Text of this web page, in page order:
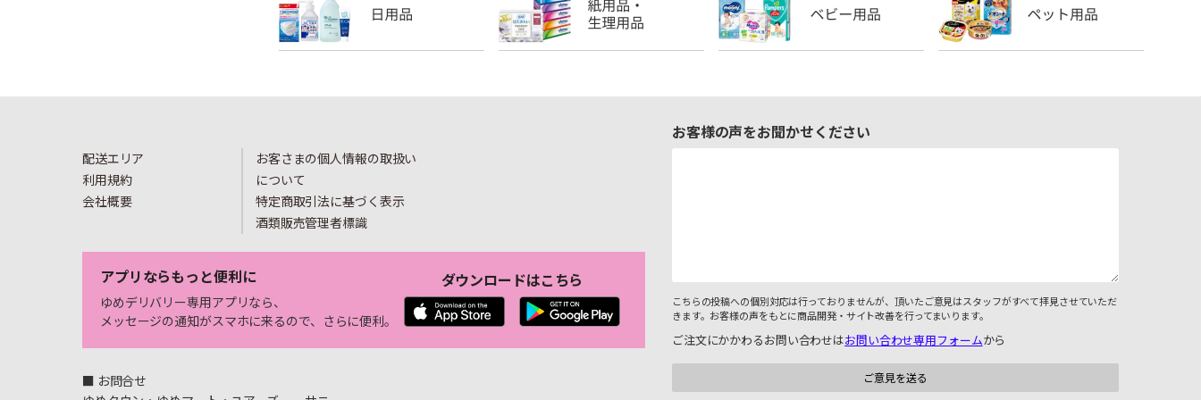
配送エリア
利用規約
会社概要
お客さまの個人情報の取扱い
について
特定商取引法に基づく表示
酒類販売管理者標識
アプリならもっと便利に
ゆめデリバリー専用アプリなら、
メッセージの通知がスマホに来るので、さらに便利。
ダウンロードはこちら
■ お問合せ
お客様の声をお聞かせください
こちらの投稿への個別対応は行っておりませんが、頂いたご意見はスタッフがすべて拝見させていただ
きます。お客様の声をもとに商品開発・サイト改善を行ってまいります。
ご注文にかかわるお問い合わせはお問い合わせ専用フォームから